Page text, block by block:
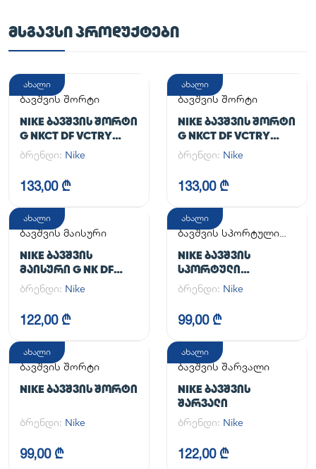
ᲛᲡᲒᲐᲕᲡᲘ ᲞᲠᲝᲓᲣᲥᲢᲔᲑᲘ
ახალი
ბავშვის შორტი
NIKE ᲑᲐᲕᲨᲕᲘᲡ ᲨᲝᲠᲢᲘ
G NKCT DF VCTRY
FLOUNCY SKRT
ბრენდი: Nike
133,00 ₾
ახალი
ბავშვის შორტი
NIKE ᲑᲐᲕᲨᲕᲘᲡ ᲨᲝᲠᲢᲘ
G NKCT DF VCTRY
FLOUNCY SKRT
ბრენდი: Nike
133,00 ₾
ახალი
ბავშვის მაისური
NIKE ᲑᲐᲕᲨᲕᲘᲡ
ᲛᲐᲘᲡᲣᲠᲘ G NK DF
ONE SS TOP
ბრენდი: Nike
122,00 ₾
ახალი
ბავშვის სპორტული
NIKE ᲑᲐᲕᲨᲕᲘᲡ
ᲡᲞᲝᲠᲢᲣᲚᲘ
ᲙᲝᲛᲞᲚᲔᲥᲢᲘ
ბრენდი: Nike
99,00 ₾
ახალი
ბავშვის შორტი
NIKE ᲑᲐᲕᲨᲕᲘᲡ ᲨᲝᲠᲢᲘ
ბრენდი: Nike
99,00 ₾
ახალი
ბავშვის შარვალი
NIKE ᲑᲐᲕᲨᲕᲘᲡ
ᲨᲐᲠᲕᲐᲚᲘ
ბრენდი: Nike
122,00 ₾